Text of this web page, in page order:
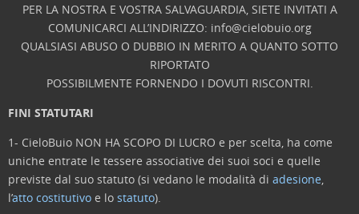
PER LA NOSTRA E VOSTRA SALVAGUARDIA, SIETE INVITATI A
COMUNICARCI ALL’INDIRIZZO: info@cielobuio.org
QUALSIASI ABUSO O DUBBIO IN MERITO A QUANTO SOTTO
RIPORTATO
POSSIBILMENTE FORNENDO I DOVUTI RISCONTRI.
FINI STATUTARI
1- CieloBuio NON HA SCOPO DI LUCRO e per scelta, ha come
uniche entrate le tessere associative dei suoi soci e quelle
previste dal suo statuto (si vedano le modalità di adesione,
l’atto costitutivo e lo statuto).